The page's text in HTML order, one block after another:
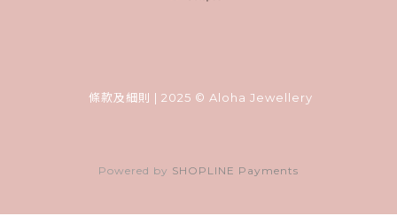
條款及細則 | 2025 © Aloha Jewellery
Powered by SHOPLINE Payments